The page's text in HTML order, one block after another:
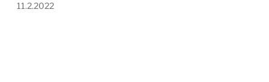
11.2.2022